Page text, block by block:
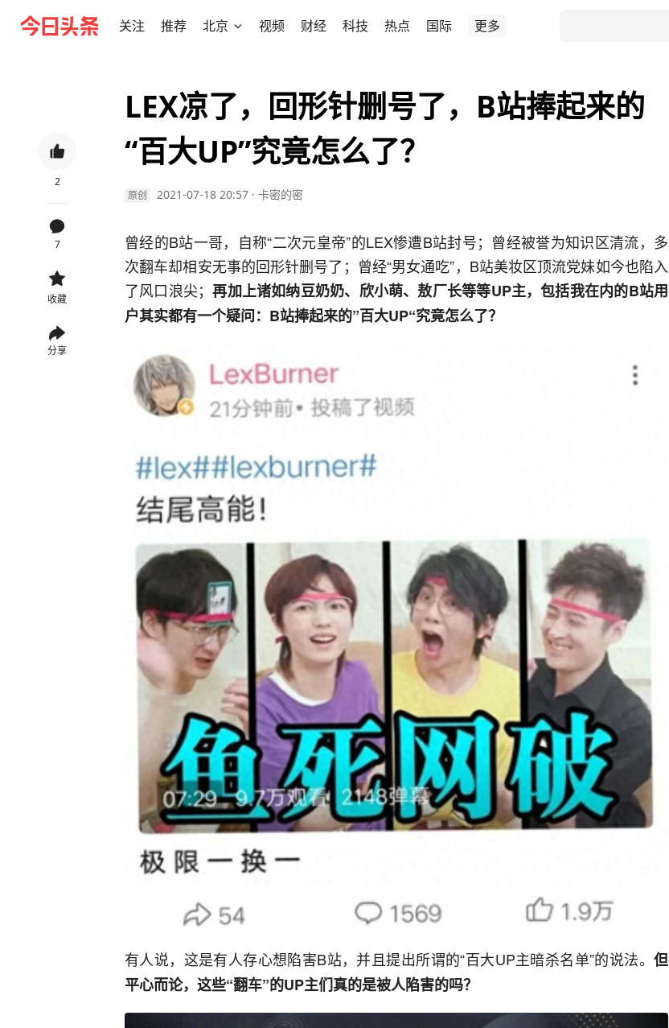
关注 推荐 北京 视频 财经 科技 热点 国际 更多
2
7
收藏
分享
LEX凉了，回形针删号了，B站捧起来的
“百大UP”究竟怎么了？
原创 2021-07-18 20:57 · 卡密的密
曾经的B站一哥，自称“二次元皇帝”的LEX惨遭B站封号；曾经被誉为知识区清流，多
次翻车却相安无事的回形针删号了；曾经“男女通吃”，B站美妆区顶流党妹如今也陷入
了风口浪尖；再加上诸如纳豆奶奶、欣小萌、敖厂长等等UP主，包括我在内的B站用
户其实都有一个疑问：B站捧起来的”百大UP“究竟怎么了？
有人说，这是有人存心想陷害B站，并且提出所谓的“百大UP主暗杀名单”的说法。 但
平心而论，这些“翻车”的UP主们真的是被人陷害的吗？